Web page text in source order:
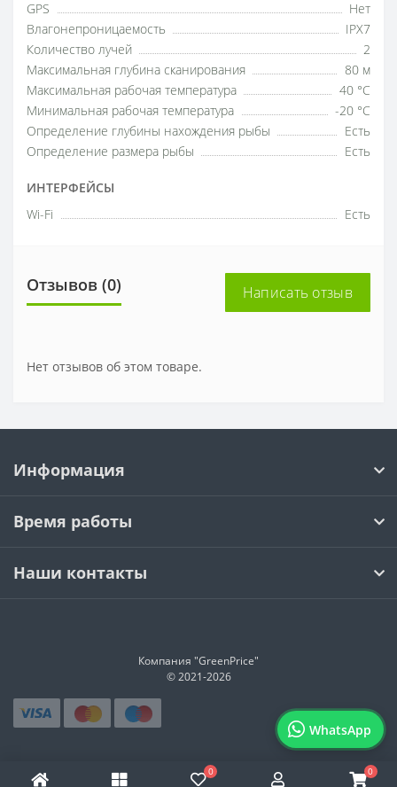
0 0
GPS
Нет
Влагонепроницаемость
IPX7
Количество лучей
2
Максимальная глубина сканирования
80 м
Максимальная рабочая температура
40 °C
Минимальная рабочая температура
-20 °C
Определение глубины нахождения рыбы
Есть
Определение размера рыбы
Есть
ИНТЕРФЕЙСЫ
Wi-Fi Есть
Отзывов (0) Написать отзыв
Нет отзывов об этом товаре.
WhatsApp
Информация
Время работы
Наши контакты
Компания "GreenPrice"
© 2021-2026